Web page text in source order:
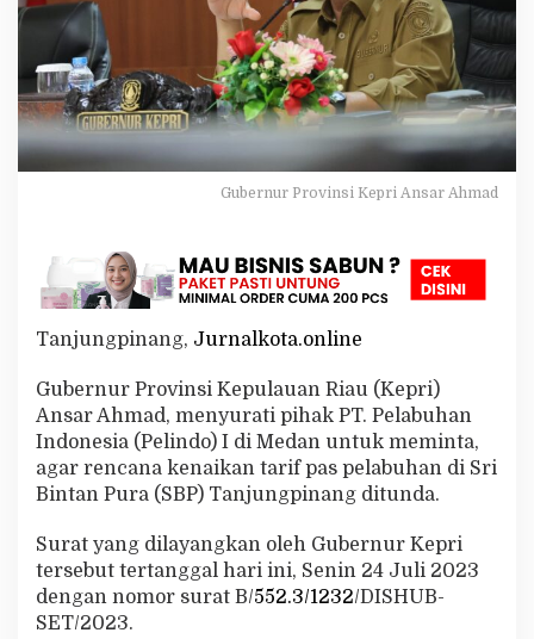
n
k
a
n
a
a
s
e
b
u
h
a
n
S
P
T
a
Gubernur Provinsi Kepri Ansar Ahmad
Tanjungpinang, Jurnalkota.online
Gubernur Provinsi Kepulauan Riau (Kepri)
Ansar Ahmad, menyurati pihak PT. Pelabuhan
Indonesia (Pelindo) I di Medan untuk meminta,
agar rencana kenaikan tarif pas pelabuhan di Sri
Bintan Pura (SBP) Tanjungpinang ditunda.
Surat yang dilayangkan oleh Gubernur Kepri
tersebut tertanggal hari ini, Senin 24 Juli 2023
dengan nomor surat B/552.3/1232/DISHUB-
SET/2023.